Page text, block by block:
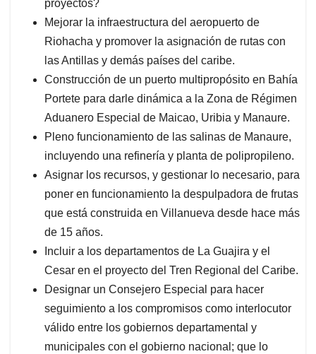
proyectos?
Mejorar la infraestructura del aeropuerto de
Riohacha y promover la asignación de rutas con
las Antillas y demás países del caribe.
Construcción de un puerto multipropósito en Bahía
Portete para darle dinámica a la Zona de Régimen
Aduanero Especial de Maicao, Uribia y Manaure.
Pleno funcionamiento de las salinas de Manaure,
incluyendo una refinería y planta de polipropileno.
Asignar los recursos, y gestionar lo necesario, para
poner en funcionamiento la despulpadora de frutas
que está construida en Villanueva desde hace más
de 15 años.
Incluir a los departamentos de La Guajira y el
Cesar en el proyecto del Tren Regional del Caribe.
Designar un Consejero Especial para hacer
seguimiento a los compromisos como interlocutor
válido entre los gobiernos departamental y
municipales con el gobierno nacional; que lo